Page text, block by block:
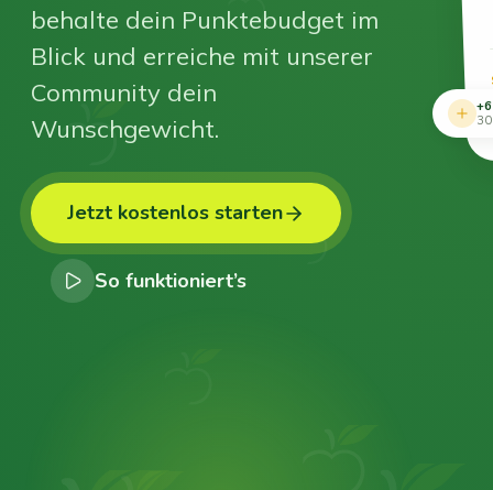
behalte dein Punktebudget im
Blick und erreiche mit unserer
Community dein
Wunschgewicht.
Jetzt kostenlos starten
So funktioniert’s